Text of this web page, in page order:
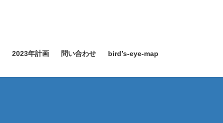
2023年計画 問い合わせ bird’s-eye-map